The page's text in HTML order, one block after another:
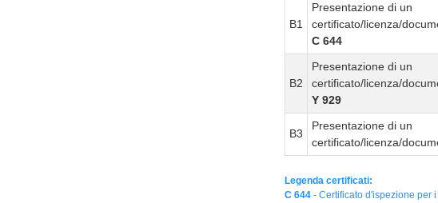
B1
Presentazione di un
certificato/licenza/
C 644
B2
Presentazione di un
certificato/licenza/
Y 929
B3
Presentazione di un
certificato/licenza/
Legenda certificati:
C 644 - Certificato d'ispezione per